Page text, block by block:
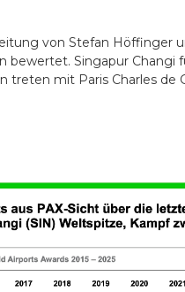
von Stefan Höffinger
bewertet. Singapur Changi
treten mit Paris Charles